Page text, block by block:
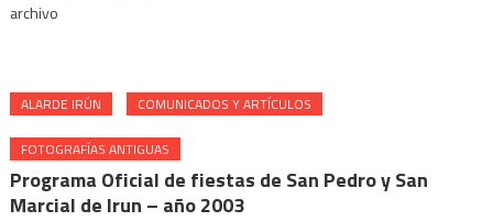
archivo
ALARDE IRÚN COMUNICADOS Y ARTÍCULOS
FOTOGRAFÍAS ANTIGUAS
Programa Oficial de fiestas de San Pedro y San
Marcial de Irun – año 2003